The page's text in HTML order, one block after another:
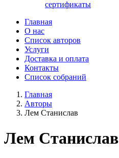
сертификаты
Главная
О нас
Список авторов
Услуги
Доставка и оплата
Контакты
Список собраний
Главная
Авторы
Лем Станислав
Лем Станислав